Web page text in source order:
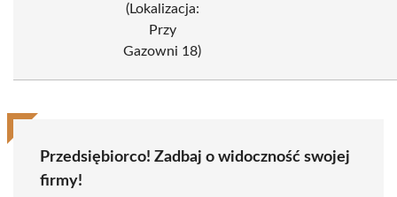
(Lokalizacja:
Przy
Gazowni 18)
Przedsiębiorco! Zadbaj o widoczność swojej
firmy!